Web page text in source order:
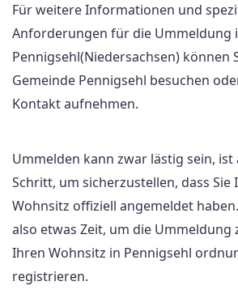
Für weitere Informationen und
Anforderungen für die Ummeldung
Pennigsehl(Niedersachsen) können
Gemeinde Pennigsehl besuchen
Kontakt aufnehmen.
Ummelden kann zwar lästig sein,
Schritt, um sicherzustellen, dass Sie
Wohnsitz offiziell angemeldet
also etwas Zeit, um die Ummeldung
Ihren Wohnsitz in Pennigsehl
registrieren.